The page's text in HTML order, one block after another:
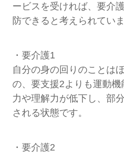
ービスを受ければ、要介
防できると考えられていま
・要介護1
自分の身の回りのことは
の、要支援2よりも運動
力や理解力が低下し、部
される状態です。
・要介護2